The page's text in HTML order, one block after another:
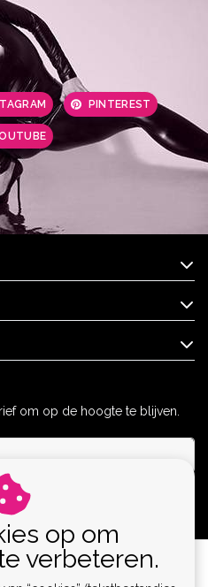
PINTEREST
om op de hoogte te blijven.
op om
verbeteren.